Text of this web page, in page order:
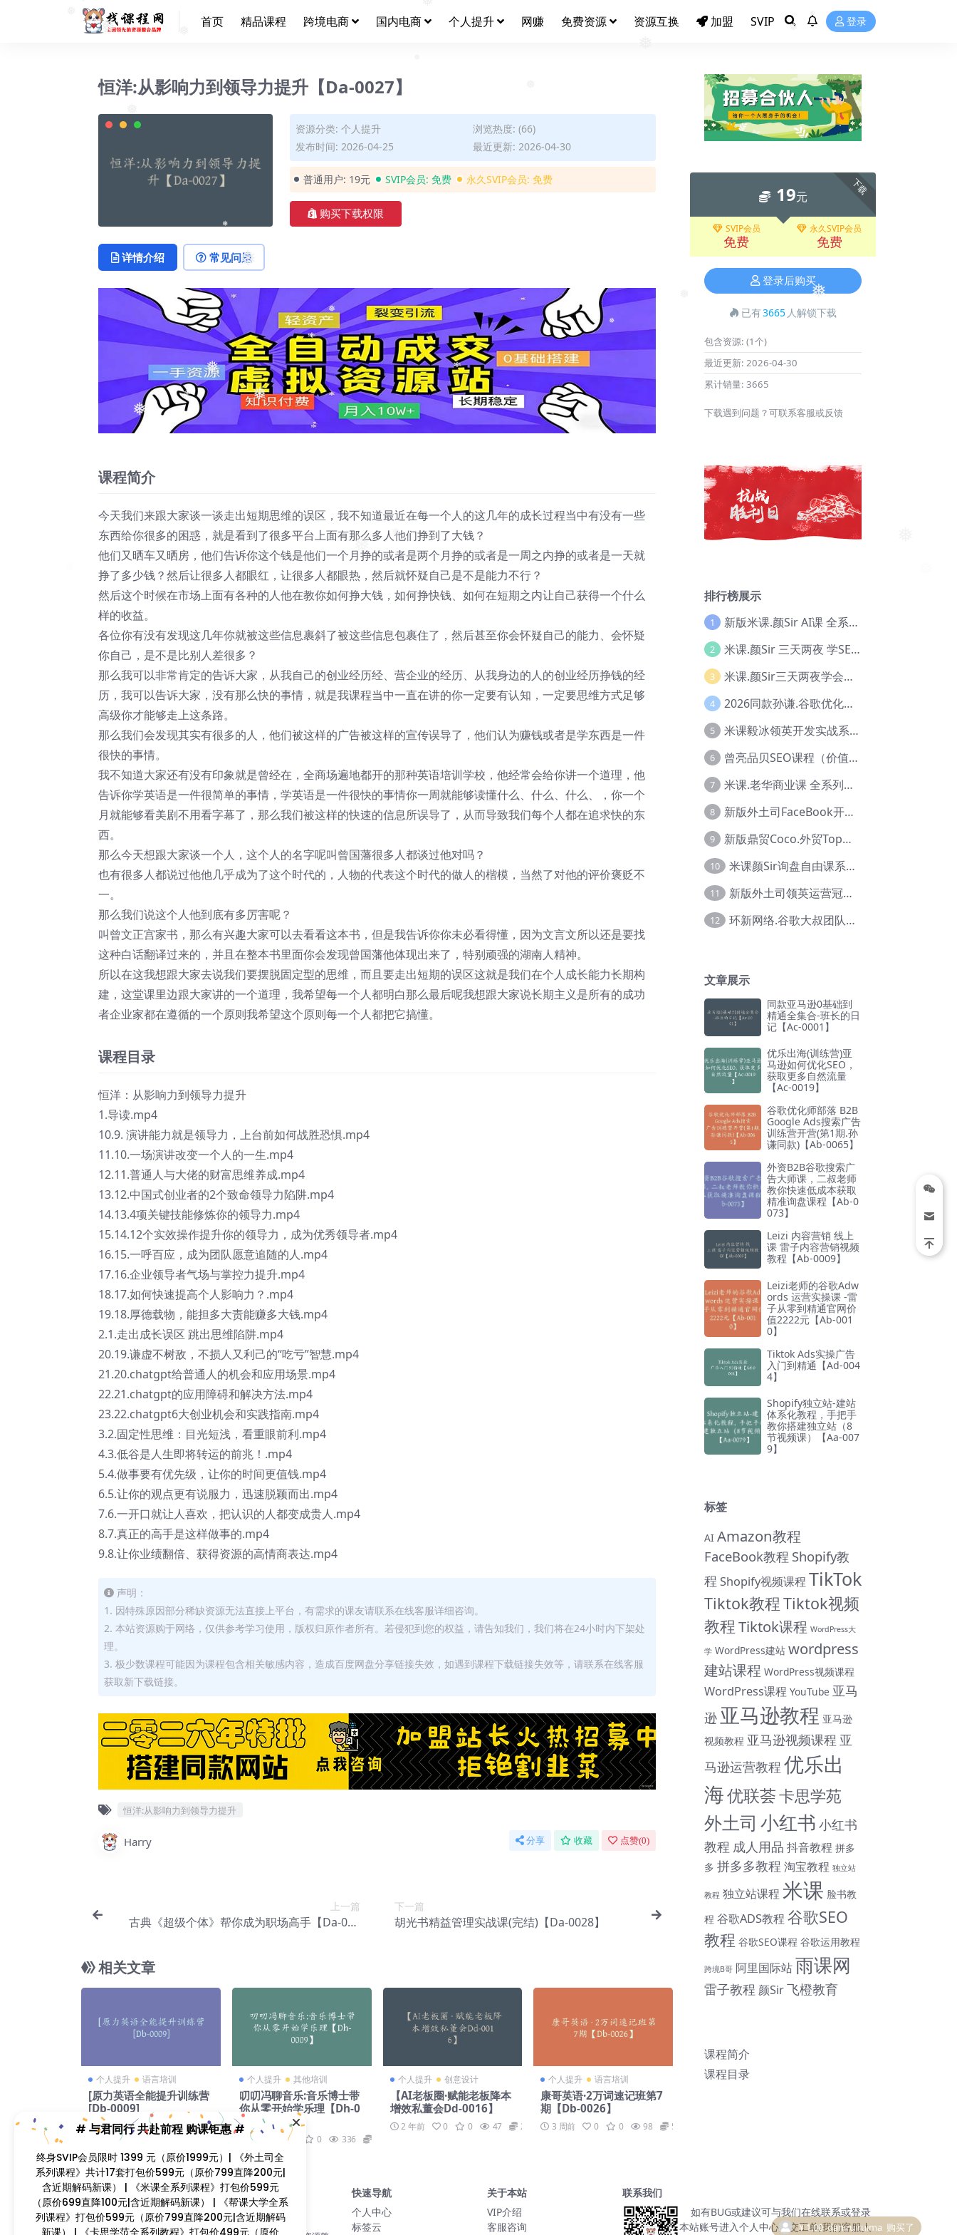
❅
❅
❅
❅
❅
❅
❅
❅
❅
❅
❅ ❅
❅ ❅ 首页 精品课程 跨境电商 国内电商 个人提升 网赚 免费资源 资源互换 加盟 SVIP 登录
恒洋:从影响力到领导力提升【Da-0027】
资源分类: 个人提升
浏览热度: (66)
发布时间: 2026-04-25
最近更新: 2026-04-30
普通用户: 19元 SVIP会员: 免费 永久SVIP会员: 免费
购买下载权限
详情介绍 常见问题
课程简介
今天我们来跟大家谈一谈走出短期思维的误区，我不知道最近在每一个人的这几年的成长过程当中有没有一些
东西给你很多的困惑，就是看到了很多平台上面有那么多人他们挣到了大钱？
他们又晒车又晒房，他们告诉你这个钱是他们一个月挣的或者是两个月挣的或者是一周之内挣的或者是一天就
挣了多少钱？然后让很多人都眼红，让很多人都眼热，然后就怀疑自己是不是能力不行？
然后这个时候在市场上面有各种的人他在教你如何挣大钱，如何挣快钱、如何在短期之内让自己获得一个什么
样的收益。
各位你有没有发现这几年你就被这些信息裹斜了被这些信息包裹住了，然后甚至你会怀疑自己的能力、会怀疑
你自己，是不是比别人差很多？
那么我可以非常肯定的告诉大家，从我自己的创业经历经、营企业的经历、从我身边的人的创业经历挣钱的经
历，我可以告诉大家，没有那么快的事情，就是我课程当中一直在讲的你一定要有认知，一定要思维方式足够
高级你才能够走上这条路。
那么我们会发现其实有很多的人，他们被这样的广告被这样的宣传误导了，他们认为赚钱或者是学东西是一件
很快的事情。
我不知道大家还有没有印象就是曾经在，全商场遍地都开的那种英语培训学校，他经常会给你讲一个道理，他
告诉你学英语是一件很简单的事情，学英语是一件很快的事情你一周就能够读懂什么、什么、什么、，你一个
月就能够看美剧不用看字幕了，那么我们被这样的快速的信息所误导了，从而导致我们每个人都在追求快的东
西。
那么今天想跟大家谈一个人，这个人的名字呢叫曾国藩很多人都谈过他对吗？
也有很多人都说过他他几乎成为了这个时代的，人物的代表这个时代的做人的楷模，当然了对他的评价褒贬不
一。
那么我们说这个人他到底有多厉害呢？
叫曾文正宫家书，那么有兴趣大家可以去看看这本书，但是我告诉你你未必看得懂，因为文言文所以还是要找
这种白话翻译过来的，并且在整本书里面你会发现曾国藩他体现出来了，特别顽强的湖南人精神。
所以在这我想跟大家去说我们要摆脱固定型的思维，而且要走出短期的误区这就是我们在个人成长能力长期构
建，这堂课里边跟大家讲的一个道理，我希望每一个人都明白那么最后呢我想跟大家说长期主义是所有的成功
者企业家都在遵循的一个原则我希望这个原则每一个人都把它搞懂。
课程目录
恒洋：从影响力到领导力提升
1.导读.mp4
10.9. 演讲能力就是领导力，上台前如何战胜恐惧.mp4
11.10.一场演讲改变一个人的一生.mp4
12.11.普通人与大佬的财富思维养成.mp4
13.12.中国式创业者的2个致命领导力陷阱.mp4
14.13.4项关键技能修炼你的领导力.mp4
15.14.12个实效操作提升你的领导力，成为优秀领导者.mp4
16.15.一呼百应，成为团队愿意追随的人.mp4
17.16.企业领导者气场与掌控力提升.mp4
18.17.如何快速提高个人影响力？.mp4
19.18.厚德载物，能担多大责能赚多大钱.mp4
2.1.走出成长误区 跳出思维陷阱.mp4
20.19.谦虚不树敌，不损人又利己的“吃亏”智慧.mp4
21.20.chatgpt给普通人的机会和应用场景.mp4
22.21.chatgpt的应用障碍和解决方法.mp4
23.22.chatgpt6大创业机会和实践指南.mp4
3.2.固定性思维：目光短浅，看重眼前利.mp4
4.3.低谷是人生即将转运的前兆！.mp4
5.4.做事要有优先级，让你的时间更值钱.mp4
6.5.让你的观点更有说服力，迅速脱颖而出.mp4
7.6.一开口就让人喜欢，把认识的人都变成贵人.mp4
8.7.真正的高手是这样做事的.mp4
9.8.让你业绩翻倍、获得资源的高情商表达.mp4
声明：
1. 因特殊原因部分稀缺资源无法直接上平台，有需求的课友请联系在线客服详细咨询。
2. 本站资源购于网络，仅供参考学习使用，版权归原作者所有。若侵犯到您的权益，请告知我们，我们将在24小时内下架处
理。
3. 极少数课程可能因为课程包含相关敏感内容，造成百度网盘分享链接失效，如遇到课程下载链接失效等，请联系在线客服
获取新下载链接。
恒洋:从影响力到领导力提升
Harry 分享 收藏 点赞(0)
上一篇
古典《超级个体》帮你成为职场高手【Da-002
下一篇
胡光书精益管理实战课(完结)【Da-0028】
相关文章
个人提升 语言培训
[原力英语全能提升训练营
[Db-0009]
1 月前 0 0 134 49
个人提升 其他培训
叨叨冯聊音乐:音乐博士带
你从零开始学乐理【Dh-0
009】
2 年前 0 336
个人提升 创意设计
【AI老板圈·赋能老板降本
增效私董会Dd-0016】
2 年前 0 0 47 29
个人提升 语言培训
康哥英语·2万词速记班第7
期【Db-0026】
3 周前 0 0 98 59
下载
19元
SVIP会员
免费
永久SVIP会员
免费
登录后购买
已有3665 人解锁下载
包含资源: (1个)
最近更新: 2026-04-30
累计销量: 3665
下载遇到问题？可联系客服或反馈
排行榜展示
1 新版米课.颜Sir AI课 全系列实战教程，价值9800，跨境首选！【Ag-0052】
2 米课.颜Sir 三天两夜 学SEO系列教程，价值9600元，跨境人都在学 【Ag-0056】
3 米课.颜Sir三天两夜学会建站，价值6900，MI课甄选课程 【Ag-0055】
4 2026同款孙谦.谷歌优化师部落内部VIP实战教程|价值4999元全网独家解码（官方报名版本）【@034】
5 米课毅冰领英开发实战系列教程，价值3980，跨境必选【Ag-0049】
6 曾亮品贝SEO课程（价值：9800）品贝全系列教程 【Ab-0022】
7 米课.老华商业课 全系列实战教程，跨境电商必学，价值16900元【Ag-0053】
8 新版外土司FaceBook开发冠军全系列教程【Ab-0021】
9 新版鼎贸Coco.外贸Top业务课 (圈内首次独家解码|460节课)【Ag-0091】
10 米课颜Sir询盘自由课系列视频教程【Ag-0020】
11 新版外土司领英运营冠军【Ag-0047】
12 环新网络.谷歌大叔团队谷歌SEO实战教程【Ab-0024】
文章展示
同款亚马逊0基础到
精通全集合-班长的日
记【Ac-0001】
优乐出海(训练营)亚
马逊如何优化SEO，
获取更多自然流量
【Ac-0019】
谷歌优化师部落 B2B
Google Ads搜索广告
训练营开营(第1期.孙
谦同款)【Ab-0065】
外资B2B谷歌搜索广
告大师课，二叔老师
教你快速低成本获取
精准询盘课程【Ab-0
073】
Leizi 内容营销 线上
课 雷子内容营销视频
教程【Ab-0009】
Leizi老师的谷歌Adw
ords 运营实操课 -雷
子从零到精通官网价
值2222元【Ab-001
0】
Tiktok Ads实操广告
入门到精通【Ad-004
4】
Shopify独立站-建站
体系化教程，手把手
教你搭建独立站（8
节视频课）【Aa-007
9】
标签
AI Amazon教程
FaceBook教程 Shopify教
程 Shopify视频课程 TikTok
Tiktok教程Tiktok视频
教程Tiktok课程 WordPress大
学 WordPress建站 wordpress
建站课程 WordPress视频课程
WordPress课程 YouTube 亚马
逊 亚马逊教程 亚马逊
视频教程 亚马逊视频课程 亚
马逊运营教程 优乐出
海优联荟卡思学苑
外土司 小红书 小红书
教程 成人用品 抖音教程 拼多
多 拼多多教程 淘宝教程 独立站
教程 独立站课程 米课 脸书教
程 谷歌ADS教程 谷歌SEO
教程 谷歌SEO课程 谷歌运用教程
跨境B哥 阿里国际站雨课网
雷子教程 颜Sir飞橙教育
课程简介
课程目录
快速导航
个人中心
标签云
关于本站
VIP介绍
客服咨询
联系我们
如有BUG或建议可与我们在线联系或登录
本站账号进入个人中心提交工单;我们客服人
# 与君同行 共赴前程 购课钜惠 #
终身SVIP会员限时 1399 元（原价1999元）| 《外土司全
系列课程》共计17套打包价599元（原价799直降200元|
含近期解码新课） | 《米课全系列课程》打包价599元
（原价699直降100元|含近期解码新课） | 《帮课大学全系
列课程》打包价599元（原价799直降200元|含近期解码
新课） | 《卡思学范全系列教程》打包价499元（原价
￥1.00 daniruiruima 购买了